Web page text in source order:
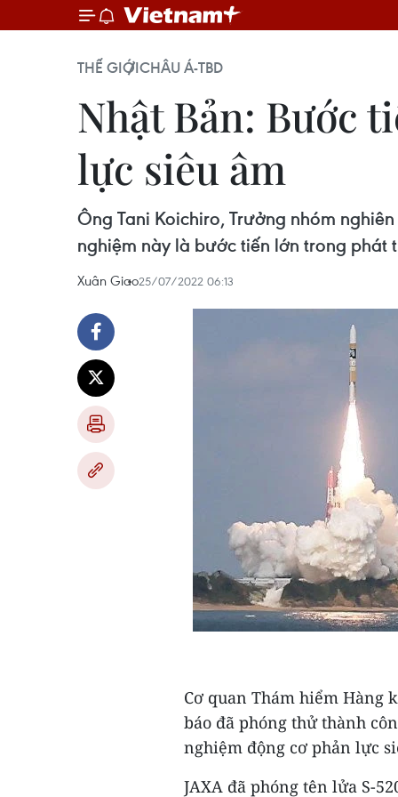
THẾ GIỚICHÂU Á-TBD
Nhật Bản: Bước
lực siêu âm
Ông Tani Koichiro, Trưởng nhóm
nghiệm này là bước tiến lớn trong phát
Xuân Giao25/07/2022 06:13
Cơ quan Thám hiểm Hàng
báo đã phóng thử thành
nghiệm động cơ phản lực
JAXA đã phóng tên lửa S-